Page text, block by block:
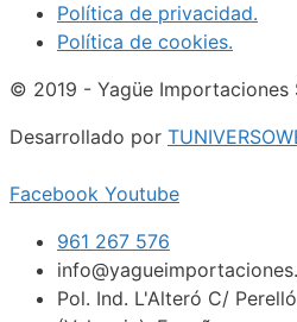
Política de privacidad.
Política de cookies.
© 2019 - Yagüe Importaciones
Desarrollado por
Facebook Youtube
961 267 576
Pol. Ind. L'Alteró C/